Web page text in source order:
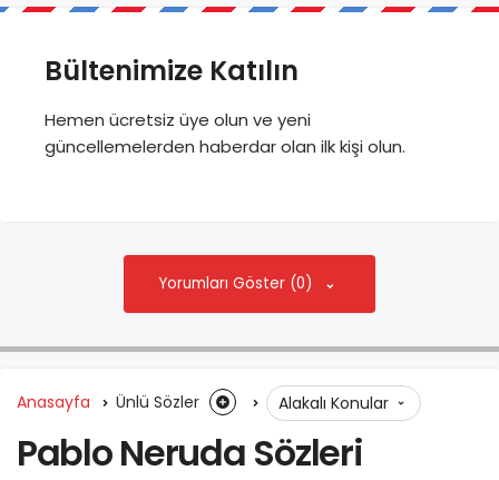
Bültenimize Katılın
Hemen ücretsiz üye olun ve yeni
güncellemelerden haberdar olan ilk kişi olun.
Yorumları Göster (0)
Anasayfa Ünlü Sözler Alakalı Konular
Pablo Neruda Sözleri